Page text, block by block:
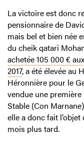
La victoire est donc
pensionnaire de
mais bel et bien née
du cheik qatari
achetée 105 000 €
2017, a été élevée au
Héronnière pour le
vendue une
Stable (Con
elle a donc fait
mois plus tard.